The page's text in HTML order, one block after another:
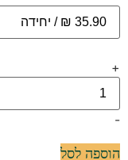
+
-
הוספה לסל